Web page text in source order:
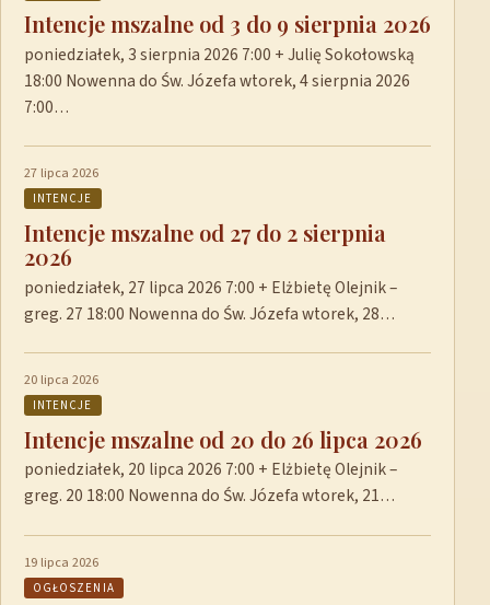
Intencje mszalne od 3 do 9 sierpnia 2026
poniedziałek, 3 sierpnia 2026 7:00 + Julię Sokołowską
18:00 Nowenna do Św. Józefa wtorek, 4 sierpnia 2026
7:00…
27 lipca 2026
INTENCJE
Intencje mszalne od 27 do 2 sierpnia
2026
poniedziałek, 27 lipca 2026 7:00 + Elżbietę Olejnik –
greg. 27 18:00 Nowenna do Św. Józefa wtorek, 28…
20 lipca 2026
INTENCJE
Intencje mszalne od 20 do 26 lipca 2026
poniedziałek, 20 lipca 2026 7:00 + Elżbietę Olejnik –
greg. 20 18:00 Nowenna do Św. Józefa wtorek, 21…
19 lipca 2026
OGŁOSZENIA